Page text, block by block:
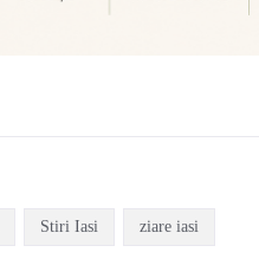
Stiri Iasi ziare iasi